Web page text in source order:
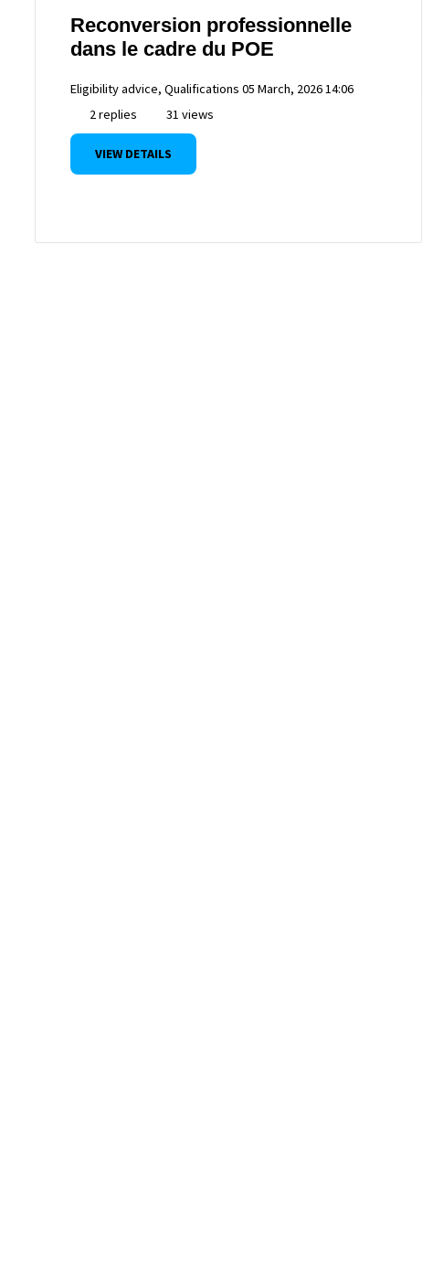
Reconversion professionnelle
dans le cadre du POE
Eligibility advice, Qualifications 05 March, 2026 14:06
2 replies
31 views
VIEW DETAILS